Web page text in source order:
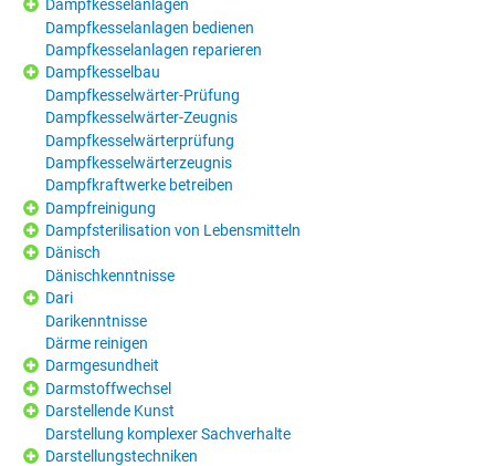
Dampfkesselanlagen
Dampfkesselanlagen bedienen
Dampfkesselanlagen reparieren
Dampfkesselbau
Dampfkesselwärter-Prüfung
Dampfkesselwärter-Zeugnis
Dampfkesselwärterprüfung
Dampfkesselwärterzeugnis
Dampfkraftwerke betreiben
Dampfreinigung
Dampfsterilisation von Lebensmitteln
Dänisch
Dänischkenntnisse
Dari
Darikenntnisse
Därme reinigen
Darmgesundheit
Darmstoffwechsel
Darstellende Kunst
Darstellung komplexer Sachverhalte
Darstellungstechniken